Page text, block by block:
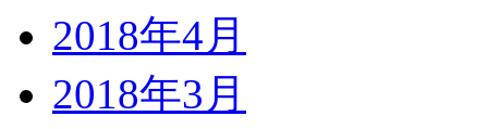
2018年4月
2018年3月